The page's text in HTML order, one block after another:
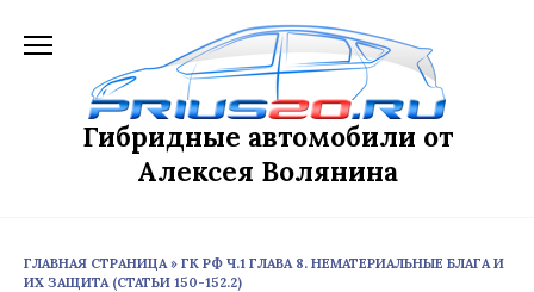
содержанию
Гибридные автомобили от
Алексея Волянина
ГЛАВНАЯ СТРАНИЦА» ГК РФ Ч.1 ГЛАВА 8. НЕМАТЕРИАЛЬНЫЕ БЛАГА И
ИХ ЗАЩИТА (СТАТЬИ 150-152.2)